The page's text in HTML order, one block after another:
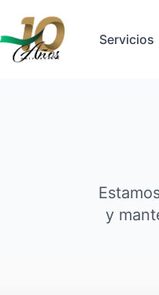
Servicios
y